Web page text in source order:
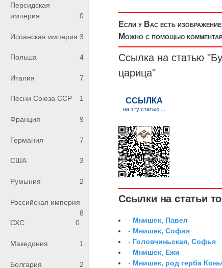
Персидская
империя
0
Испанская империя 3
Польша 4
Италия 7
Песни Союза ССР 1
Франция 9
Германия 7
США 3
Румыния 2
Российская империя
8
СХС
0
Македония 1
Болгария 2
Если у Вас есть
Можно с помощью
Ссылка на статью
царица"
Ссылки на статьи
- Мнишек, Павел
- Мнишек, София
- Головчиньская, Софья
- Мнишек, Ежи
- Мнишек, род герба